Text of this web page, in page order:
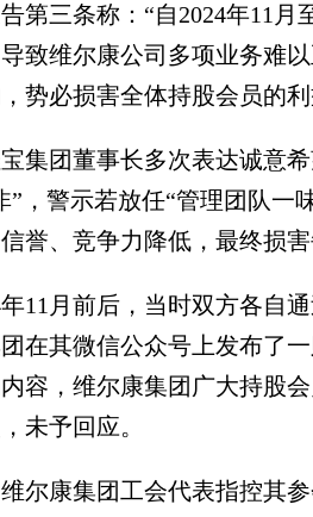
三条称：“自2024年11月
致维尔康公司多项业务难
势必损害全体持股会员的利
团董事长多次表达诚意希
”，警示若放任“管理团队一
誉、竞争力降低，最终损
月前后，当时双方各自通
在其微信公众号上发布了
容，维尔康集团广大持股
未予回应。
康集团工会代表指控其参